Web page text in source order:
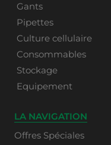
Gants
Pipettes
Culture cellulaire
Consommables
Stockage
Equipement
LA NAVIGATION
Offres Spéciales